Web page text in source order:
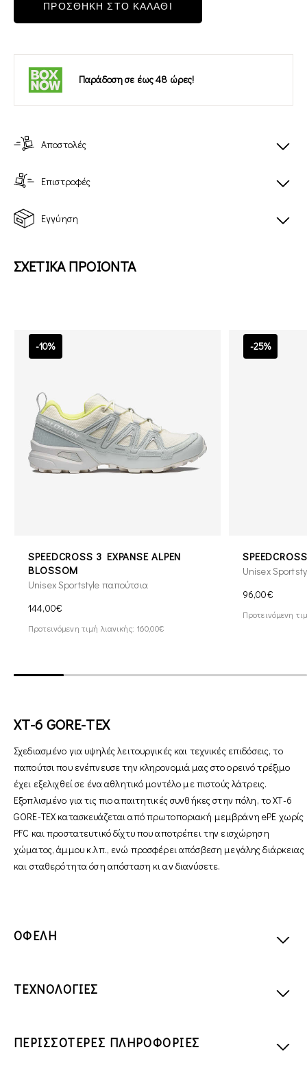
ΠΡΟΣΘΗΚΗ ΣΤΟ ΚΑΛΑΘΙ
Παράδοση σε έως 48 ώρες!
Αποστολές
Επιστροφές
Εγγύηση
ΣΧΕΤΙΚΑ ΠΡΟΙΟΝΤΑ
-10%
SPEEDCROSS 3 EXPANSE ALPEN
BLOSSOM
Unisex Sportstyle παπούτσια
144,00€
Προτεινόμενη τιμή λιανικής: 160,00€
-25%
Unisex
96,00€
Προτεινόμενη
XT-6 GORE-TEX
Σχεδιασμένο για υψηλές λειτουργικές και τεχνικές επιδόσεις, το
παπούτσι που ενέπνευσε την κληρονομιά μας στο ορεινό τρέξιμο
έχει εξελιχθεί σε ένα αθλητικό μοντέλο με πιστούς λάτρεις.
Εξοπλισμένο για τις πιο απαιτητικές συνθήκες στην πόλη, το XT-6
GORE-TEX κατασκευάζεται από πρωτοποριακή μεμβράνη ePE χωρίς
PFC και προστατευτικό δίχτυ που αποτρέπει την εισχώρηση
χώματος, άμμου κ.λπ., ενώ προσφέρει απόσβεση μεγάλης διάρκειας
και σταθερότητα όση απόσταση κι αν διανύσετε.
ΟΦΕΛΗ
ΤΕΧΝΟΛΟΓΙΕΣ
ΠΕΡΙΣΣΟΤΕΡΕΣ ΠΛΗΡΟΦΟΡΙΕΣ